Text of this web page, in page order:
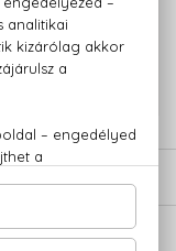
garanciával
+36 20